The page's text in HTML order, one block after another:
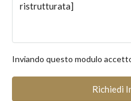
Inviando questo modulo
Richiedi